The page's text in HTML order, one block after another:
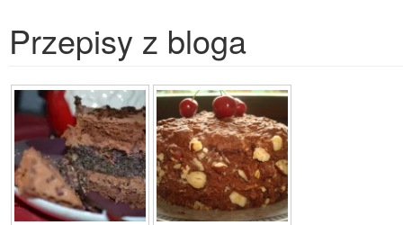
Przepisy z bloga